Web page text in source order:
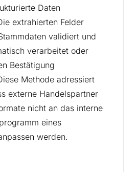
Daten
extrahierten Felder
validiert und
verarbeitet oder
Bestätigung
Methode adressiert
externe Handelspartner
nicht an das interne
eines
werden.